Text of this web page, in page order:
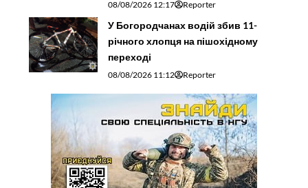
08/08/2026 12:17 Reporter
У Богородчанах водій збив 11-
річного хлопця на пішохідному
переході
08/08/2026 11:12 Reporter